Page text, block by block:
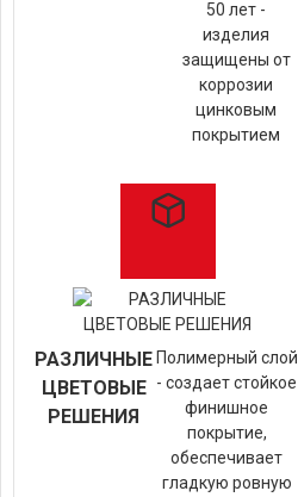
50 лет -
изделия
защищены от
коррозии
цинковым
покрытием
РАЗЛИЧНЫЕ
ЦВЕТОВЫЕ
РЕШЕНИЯ
Полимерный слой
- создает стойкое
финишное
покрытие,
обеспечивает
гладкую ровную